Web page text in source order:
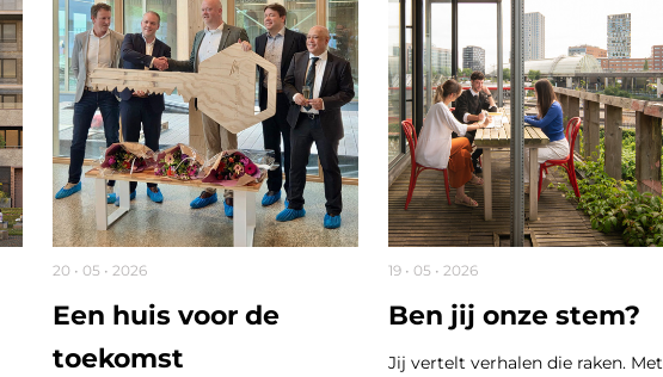
20 • 05 • 2026
Een huis voor de
toekomst
19 • 05 • 2026
Ben jij onze stem?
Jij vertelt verhalen die raken. Met